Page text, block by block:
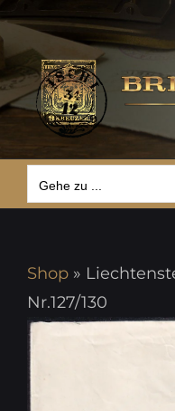
Zum
Inhalt
springen
Gehe zu ...
Gehe zu ...
Shop »
Nr.127/130